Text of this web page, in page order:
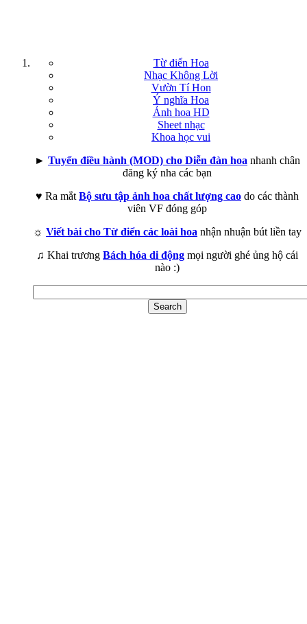
Từ điển Hoa
Nhạc Không Lời
Vườn Tí Hon
Ý nghĩa Hoa
Ảnh hoa HD
Sheet nhạc
Khoa học vui
► Tuyển điều hành (MOD) cho Diễn đàn hoa nhanh chân
đăng ký nha các bạn
♥ Ra mắt Bộ sưu tập ảnh hoa chất lượng cao do các thành
viên VF đóng góp
☼ Viết bài cho Từ điển các loài hoa nhận nhuận bút liền tay
♫ Khai trương Bách hóa di động mọi người ghé ủng hộ cái
nào :)